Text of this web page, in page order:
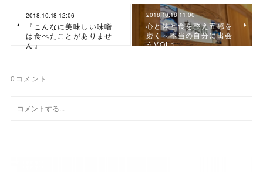
2018.10.18 12:06
『こんなに美味しい味噌
は食べたことがありませ
ん』
2018.10.18 11:00
心と体と食を整え五感を
磨く～本当の自分に出会
うVOL1
0 コメント